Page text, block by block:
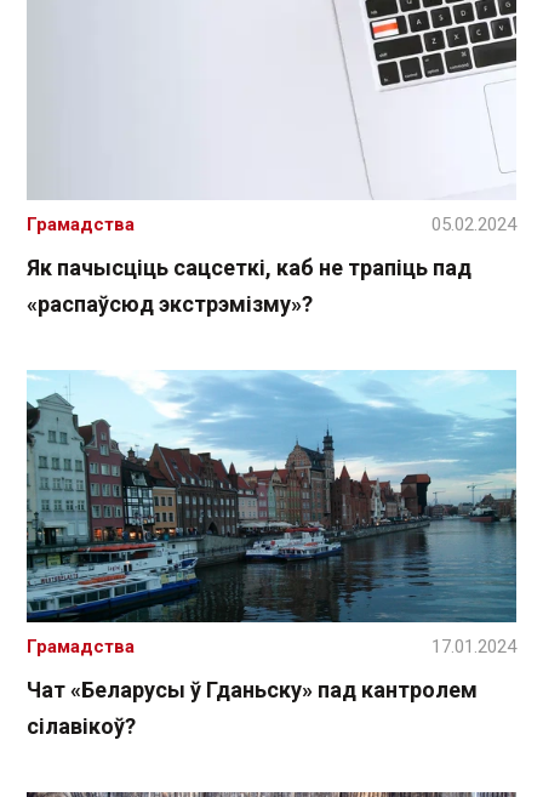
Як пачысціць сацсеткі, каб не трапіць пад
«распаўсюд экстрэмізму»?
Грамадства 05.02.2024
Чат «Беларусы ў Гданьску» пад кантролем
сілавікоў?
Грамадства 17.01.2024